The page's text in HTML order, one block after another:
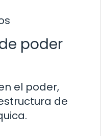
poder
el poder,
de